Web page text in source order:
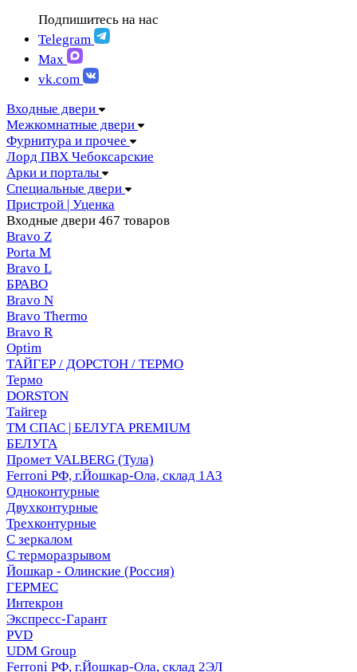
ЛОРД Чебоксары
Складные двери
Скрытые двери
FELICIA | Феличия
FUTURISTIC | Футуристик
ITALY | Италия
KANTRI | Кантри
LUMI LINE | Люми лайн
MIA MARIA | Мия Мария
MILETTI | Милетти
MODERN | Модерн
MOLLE | Молле
MONTE | Монте
PRIMA | Прима
RENAISSANCE | Ренессанс
RILIEVO | Рильево
STYLE | Стайл
TECHNO | Техно
TOCCO | ТОККО
VILLA KANTRI | Вилла кантри
Подпишитесь на нас
Telegram
Max
vk.com
Входные двери
Межкомнатные двери
Фурнитура и прочее
Лорд ПВХ Чебоксарские
Арки и порталы
Специальные двери
Пристрой | Уценка
Входные двери 467 товаров
Bravo Z
Porta М
Bravo L
БРАВО
Bravo N
Bravo Thermo
Bravo R
Optim
ТАЙГЕР / ДОРСТОН / ТЕРМО
Термо
DORSTON
Тайгер
ТМ СПАС | БЕЛУГА PREMIUM
БЕЛУГА
Промет VALBERG (Тула)
Ferroni РФ, г.Йошкар-Ола, склад 1АЗ
Одноконтурные
Двухконтурные
Трехконтурные
С зеркалом
С терморазрывом
Йошкар - Олинские (Россия)
ГЕРМЕС
Интекрон
Экспресс-Гарант
PVD
UDM Group
Ferroni РФ, г.Йошкар-Ола, склад 2ЭЛ